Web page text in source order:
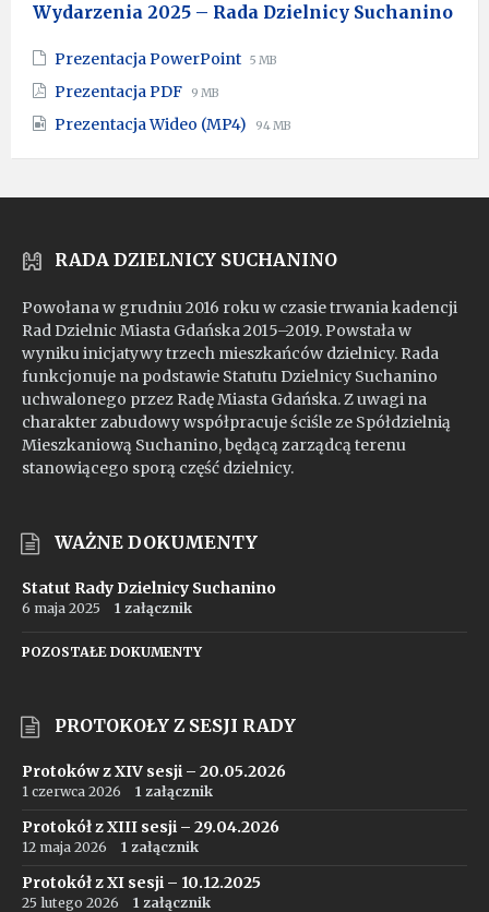
Wydarzenia 2025 – Rada Dzielnicy Suchanino
Prezentacja PowerPoint File
File
5 MB
Prezentacja PDF File
pdf
File
9 MB
Prezentacja Wideo (MP4) File
mp4
File
94 MB
RADA DZIELNICY SUCHANINO
Powołana w grudniu 2016 roku w czasie trwania kadencji
Rad Dzielnic Miasta Gdańska 2015–2019. Powstała w
wyniku inicjatywy trzech mieszkańców dzielnicy. Rada
funkcjonuje na podstawie Statutu Dzielnicy Suchanino
uchwalonego przez Radę Miasta Gdańska. Z uwagi na
charakter zabudowy współpracuje ściśle ze Spółdzielnią
Mieszkaniową Suchanino, będącą zarządcą terenu
stanowiącego sporą część dzielnicy.
WAŻNE DOKUMENTY
Statut Rady Dzielnicy Suchanino
6 maja 2025 1 załącznik
POZOSTAŁE DOKUMENTY
PROTOKOŁY Z SESJI RADY
Protoków z XIV sesji – 20.05.2026
1 czerwca 2026 1 załącznik
Protokół z XIII sesji – 29.04.2026
12 maja 2026 1 załącznik
Protokół z XI sesji – 10.12.2025
25 lutego 2026 1 załącznik